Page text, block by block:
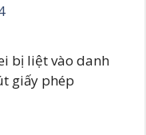
bị liệt vào danh
giấy phép